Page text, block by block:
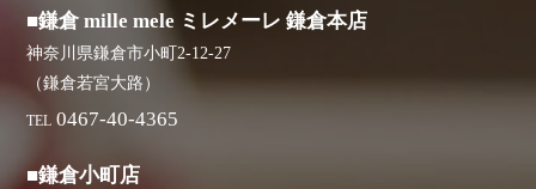
■鎌倉 mille mele ミレメーレ 鎌倉本店
神奈川県鎌倉市小町2-12-27
（鎌倉若宮大路）
TEL 0467-40-4365
■鎌倉小町店